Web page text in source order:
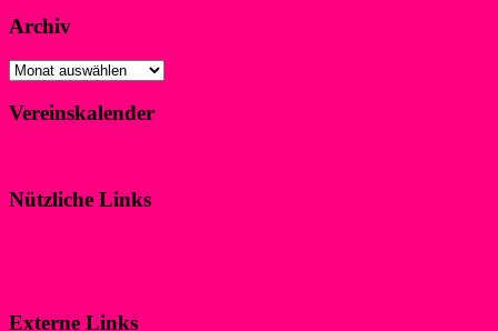
Archiv
Archiv
Vereinskalender
Nützliche Links
Externe Links